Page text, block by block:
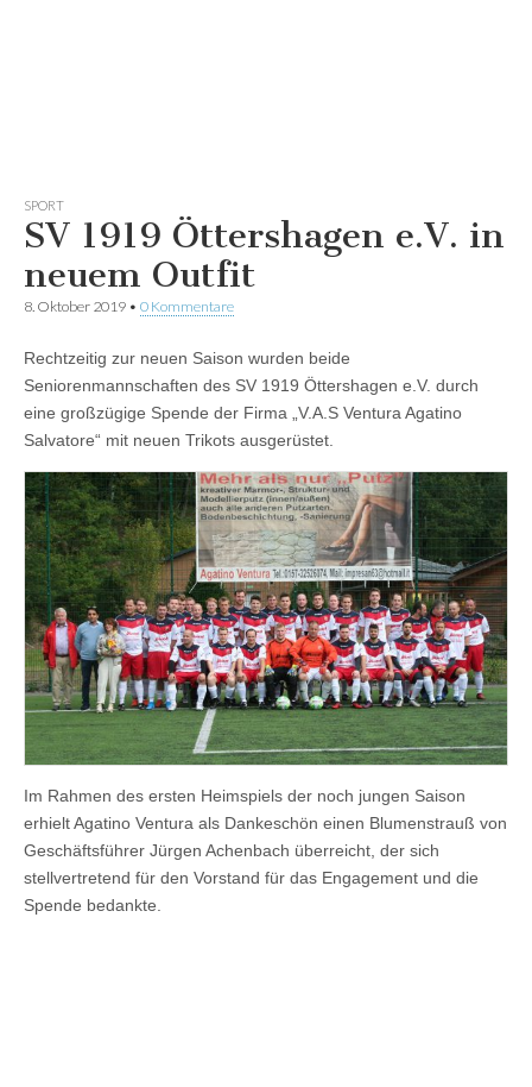
SPORT
SV 1919 Öttershagen e.V. in
neuem Outfit
8. Oktober 2019 • 0 Kommentare
Rechtzeitig zur neuen Saison wurden beide
Seniorenmannschaften des SV 1919 Öttershagen e.V. durch
eine großzügige Spende der Firma „V.A.S Ventura Agatino
Salvatore“ mit neuen Trikots ausgerüstet.
Im Rahmen des ersten Heimspiels der noch jungen Saison
erhielt Agatino Ventura als Dankeschön einen Blumenstrauß von
Geschäftsführer Jürgen Achenbach überreicht, der sich
stellvertretend für den Vorstand für das Engagement und die
Spende bedankte.